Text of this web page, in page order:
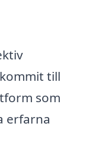
till
som
erfarna